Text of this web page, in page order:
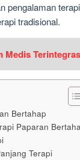
pengalaman
tradisional.
Medis
Bertahap
Paparan
Terapi